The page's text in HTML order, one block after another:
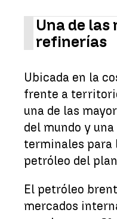
Una de las
refinerías
Ubicada en la
frente a
una de las
del mundo y
terminales para
petróleo del
El petróleo
mercados